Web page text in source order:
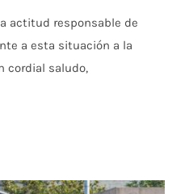
actitud responsable de
a esta situación a la
cordial saludo,